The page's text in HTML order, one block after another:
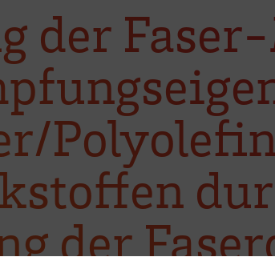
der
der